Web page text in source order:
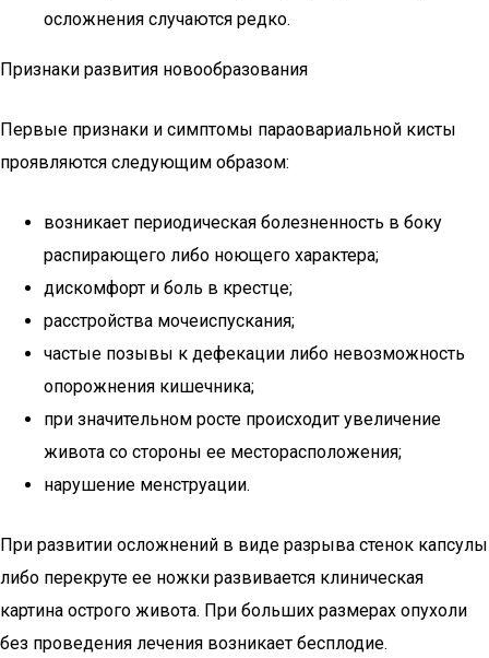
осложнения случаются редко.
Признаки развития новообразования
Первые признаки и симптомы параовариальной кисты
проявляются следующим образом:
возникает периодическая болезненность в боку
распирающего либо ноющего характера;
дискомфорт и боль в крестце;
расстройства мочеиспускания;
частые позывы к дефекации либо невозможность
опорожнения кишечника;
при значительном росте происходит увеличение
живота со стороны ее месторасположения;
нарушение менструации.
При развитии осложнений в виде разрыва стенок капсулы
либо перекруте ее ножки развивается клиническая
картина острого живота. При больших размерах опухоли
без проведения лечения возникает бесплодие.